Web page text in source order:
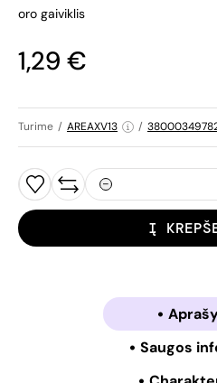
oro gaiviklis
1,29 €
Turime / AREAXV13 /
Į
Saugos